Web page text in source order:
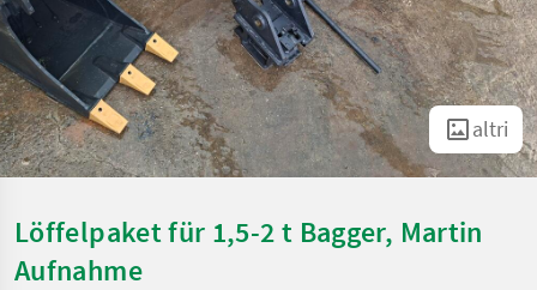
altri
Löffelpaket für 1,5-2 t Bagger, Martin
Aufnahme